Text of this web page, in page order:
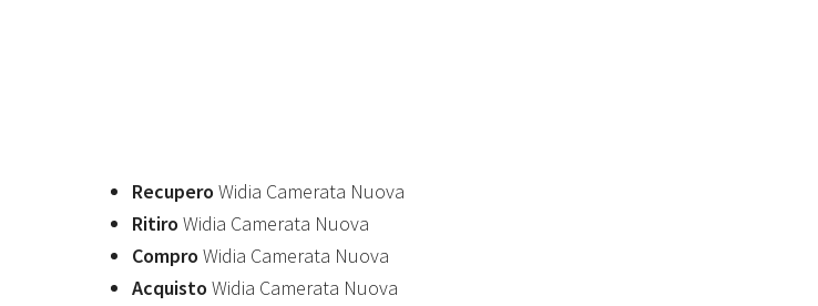
RecuperoWidia Camerata Nuova
Ritiro Widia Camerata Nuova
Compro Widia Camerata Nuova
Acquisto Widia Camerata Nuova